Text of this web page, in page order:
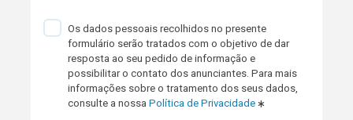
Os dados pessoais recolhidos no presente
formulário serão tratados com o objetivo de dar
resposta ao seu pedido de informação e
possibilitar o contato dos anunciantes. Para mais
informações sobre o tratamento dos seus dados,
consulte a nossaPolítica de Privacidade